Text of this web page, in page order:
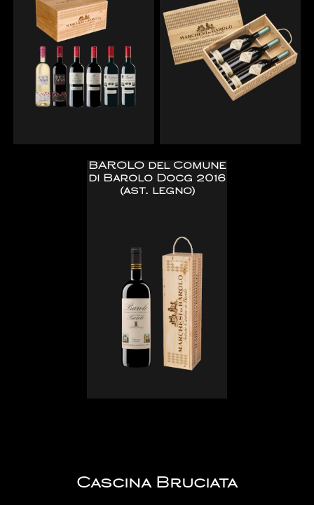
BAROLO del Comune
di Barolo Docg 2016
(ast. legno)
Cascina Bruciata